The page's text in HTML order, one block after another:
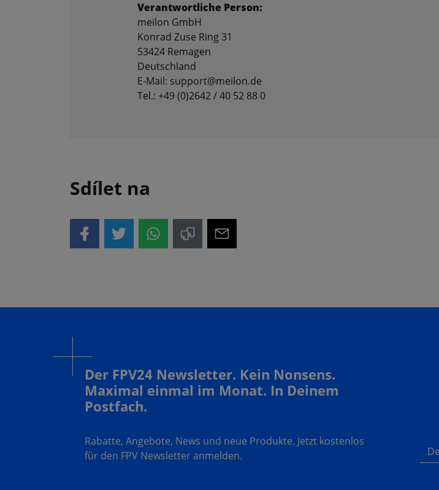
Verantwortliche Person:
meilon GmbH
Konrad Zuse Ring 31
53424 Remagen
Deutschland
E-Mail: support@meilon.de
Tel.: +49 (0)2642 / 40 52 88 0
Sdílet na
Der FPV24 Newsletter. Kein Nonsens.
Maximal einmal im Monat. In Deinem
Postfach.
Rabatte, Angebote, News und neue Produkte. Jetzt kostenlos
für den FPV Newsletter anmelden.